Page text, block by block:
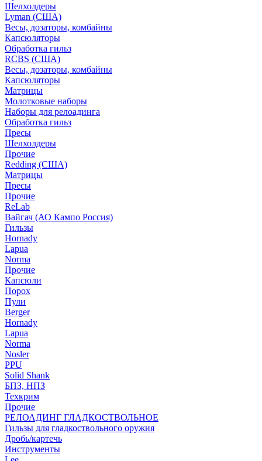
Шелхолдеры
Lyman (США)
Весы, дозаторы, комбайны
Капсюляторы
Обработка гильз
RCBS (США)
Весы, дозаторы, комбайны
Капсюляторы
Матрицы
Молотковые наборы
Наборы для релоадинга
Обработка гильз
Пресы
Шелхолдеры
Прочие
Redding (США)
Матрицы
Пресы
Прочие
ReLab
Вайгач (АО Кампо Россия)
Гильзы
Hornady
Lapua
Norma
Прочие
Капсюли
Порох
Пули
Berger
Hornady
Lapua
Norma
Nosler
PPU
Solid Shank
БПЗ, НПЗ
Техкрим
Прочие
РЕЛОАДИНГ ГЛАДКОСТВОЛЬНОЕ
Гильзы для гладкоствольного оружия
Дробь/картечь
Инструменты